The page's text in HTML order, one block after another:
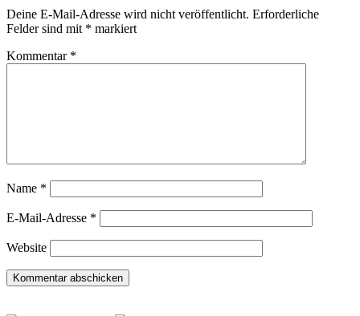
Deine E-Mail-Adresse wird nicht veröffentlicht. Erforderliche
Felder sind mit * markiert
Kommentar *
Name *
E-Mail-Adresse *
Website